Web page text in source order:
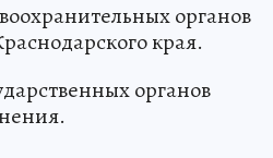
органов
края.
органов